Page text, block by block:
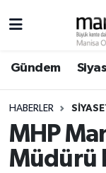
Gündem
HABERLER
MHP
Müdürü
Ege
Ekonomi
Genel
Yunusemre
Yunusemre
Süper Lig